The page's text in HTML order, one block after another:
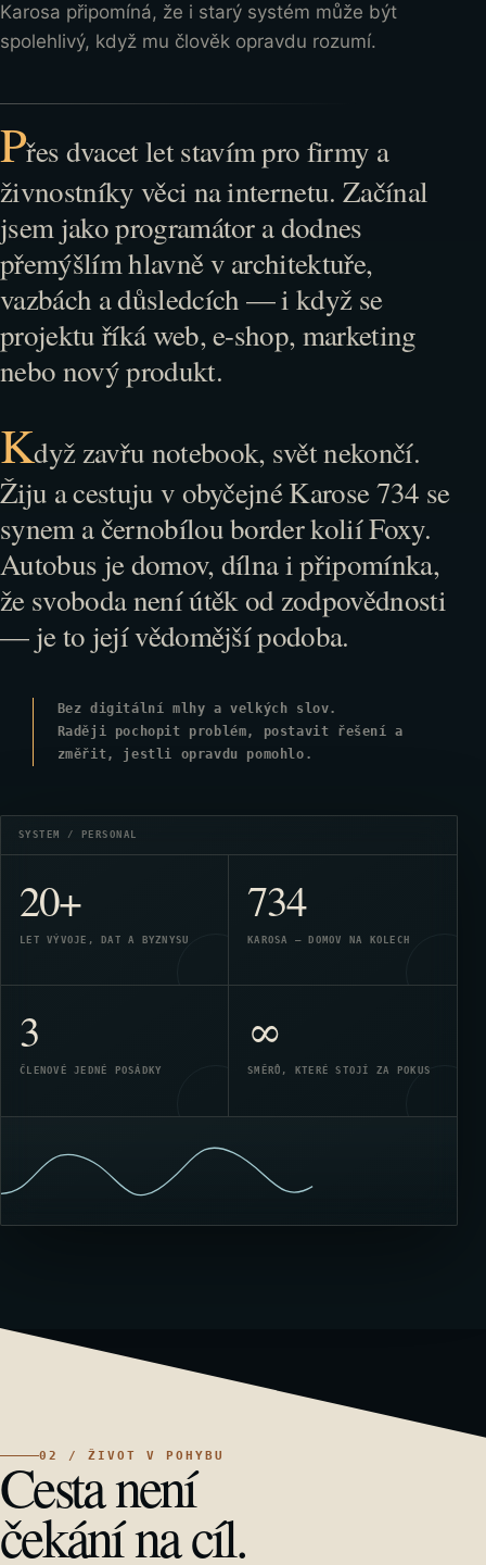
Karosa připomíná, že i starý systém může být
spolehlivý, když mu člověk opravdu rozumí.
Přes dvacet let stavím pro firmy a
živnostníky věci na internetu. Začínal
jsem jako programátor a dodnes
přemýšlím hlavně v architektuře,
vazbách a důsledcích — i když se
projektu říká web, e-shop, marketing
nebo nový produkt.
Když zavřu notebook, svět nekončí.
Žiju a cestuju v obyčejné Karose 734 se
synem a černobílou border kolií Foxy.
Autobus je domov, dílna i připomínka,
že svoboda není útěk od zodpovědnosti
— je to její vědomější podoba.
Bez digitální mlhy a velkých slov.
Raději pochopit problém, postavit řešení a
změřit, jestli opravdu pomohlo.
20+
LET VÝVOJE, DAT A BYZNYSU
734
KAROSA — DOMOV NA KOLECH
3
ČLENOVÉ JEDNÉ POSÁDKY
∞
SMĚRŮ, KTERÉ STOJÍ ZA POKUS
02 / ŽIVOT V POHYBU
Cesta není
čekání na cíl.